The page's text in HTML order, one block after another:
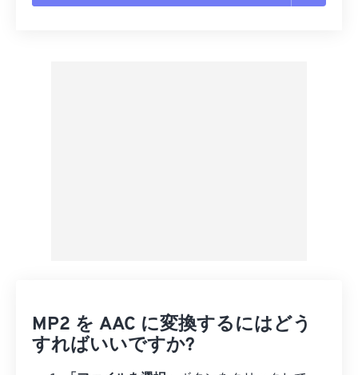
MP2 を AAC に変換するにはどう
すればいいですか?